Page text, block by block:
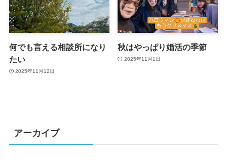
何でも言える相談所になり
たい
2025年11月12日
秋はやっぱり婚活の季節
2025年11月1日
アーカイブ